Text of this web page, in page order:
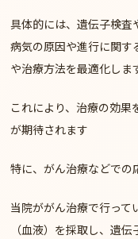
具体的には、遺伝子検査
病気の原因や進行に関
や治療方法を最適化しま
これにより、治療の効果
が期待されます
特に、がん治療などでの
当院ががん治療で行って
（血液）を採取し、遺